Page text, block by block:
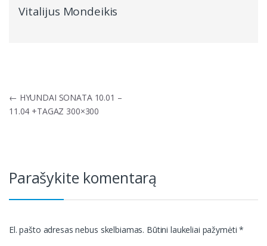
Vitalijus Mondeikis
Navigacija
tarp
įrašų
← HYUNDAI SONATA 10.01 –
11.04 +TAGAZ 300×300
Parašykite komentarą
El. pašto adresas nebus skelbiamas. Būtini laukeliai pažymėti*